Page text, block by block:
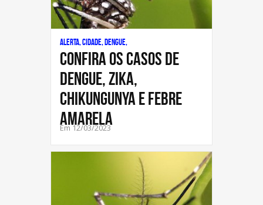
Alerta, Cidade, Dengue,
CONFIRA OS CASOS DE
DENGUE, ZIKA,
CHIKUNGUNYA E FEBRE
AMARELA
Em 12/03/2023